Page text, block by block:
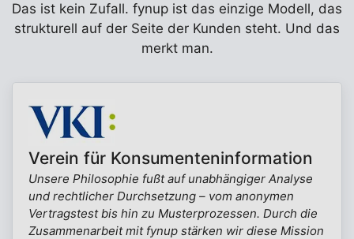
Das ist kein Zufall. fynup ist das einzige Modell, das
strukturell auf der Seite der Kunden steht. Und das
merkt man.
Verein für Konsumenteninformation
Unsere Philosophie fußt auf unabhängiger Analyse
und rechtlicher Durchsetzung – vom anonymen
Vertragstest bis hin zu Musterprozessen. Durch die
Zusammenarbeit mit fynup stärken wir diese Mission